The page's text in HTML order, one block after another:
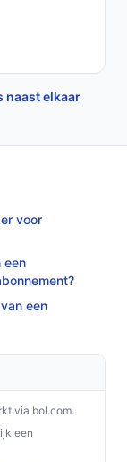
app en
na
in de app.
actief heeft (de
zit; het
kaart.
HD,
wit, wat
geeft aan dat
werkt; plan
naast elkaar
voor
een
een
via bol.com.
een